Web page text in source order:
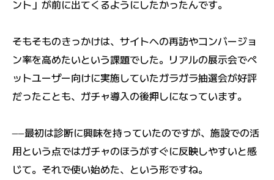
ント」が前に出てくるようにしたかったんです。
そもそものきっかけは、サイトへの再訪やコンバージョ
ン率を高めたいという課題でした。リアルの展示会でペ
ットユーザー向けに実施していたガラガラ抽選会が好評
だったことも、ガチャ導入の後押しになっています。
――最初は診断に興味を持っていたのですが、施設での活
用という点ではガチャのほうがすぐに反映しやすいと感
じて。それで使い始めた、という形ですね。